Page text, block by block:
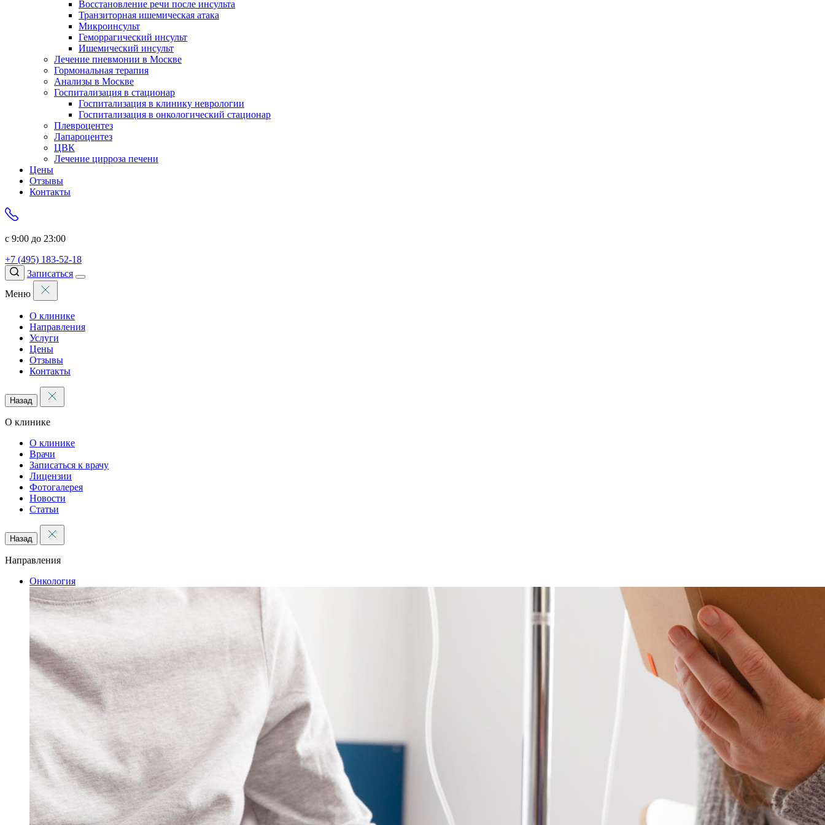
Восстановление речи после инсульта
Транзиторная ишемическая атака
Микроинсульт
Геморрагический инсульт
Ишемический инсульт
Лечение пневмонии в Москве
Гормональная терапия
Анализы в Москве
Госпитализация в стационар
Госпитализация в клинику неврологии
Госпитализация в онкологический стационар
Плевроцентез
Лапароцентез
ЦВК
Лечение цирроза печени
Цены
Отзывы
Контакты
с 9:00 до 23:00
+7 (495) 183-52-18
Записаться
Меню
О клинике
Направления
Услуги
Цены
Отзывы
Контакты
Назад
О клинике
О клинике
Врачи
Записаться к врачу
Лицензии
Фотогалерея
Новости
Статьи
Назад
Направления
Онкология